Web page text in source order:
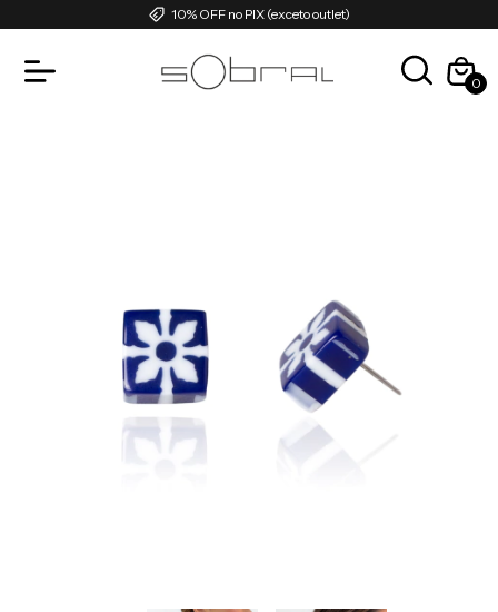
10% OFF no PIX (exceto outlet)
0